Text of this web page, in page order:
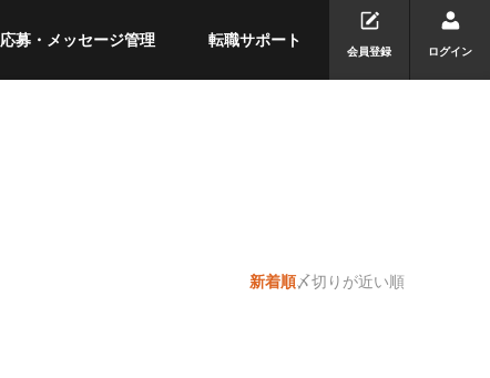
応募・メッセージ管理 転職サポート
会員登録 ログイン
新着順〆切りが近い順